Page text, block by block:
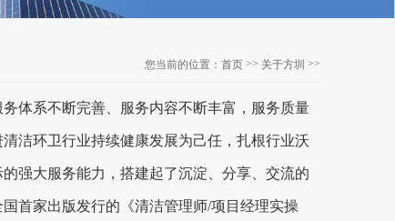
您当前的位置： 首页 >> 关于方圳 >>
体系不断完善、服务内容不断丰富，服务质量
洁环卫行业持续健康发展为己任，扎根行业沃
强大服务能力，搭建起了沉淀、分享、交流的
首家出版发行的《清洁管理师/项目经理实操